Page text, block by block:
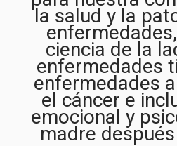
la salud y la
ciencia de la
enfermedades
enfermedades
el cáncer e
emocional y
madre